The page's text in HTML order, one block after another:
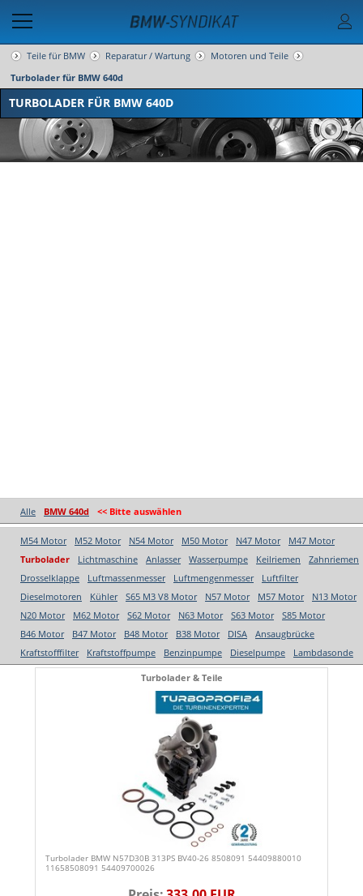
Teile für BMW Reparatur / Wartung
Motoren und Teile
Turbolader für BMW 640d
TURBOLADER FÜR BMW 640D
Alle BMW 640d << Bitte auswählen
M54 Motor M52 Motor N54 Motor M50 Motor N47 Motor
M47 Motor
Turbolader
Lichtmaschine Anlasser Wasserpumpe Keilriemen
Zahnriemen
Drosselklappe
Luftmassenmesser Luftmengenmesser
Luftfilter
Dieselmotoren
Kühler S65 M3 V8 Motor N57 Motor M57 Motor
N13 Motor
N20 Motor
M62 Motor S62 Motor N63 Motor S63 Motor
S85 Motor
B46 Motor
B47 Motor B48 Motor B38 Motor DISA
Ansaugbrücke
Kraftstofffilter
Kraftstoffpumpe Benzinpumpe Dieselpumpe Lambdasonde
Turbolader & Teile
Turbolader BMW N57D30B 313PS BV40-26 8508091 54409880010
11658508091 54409700026